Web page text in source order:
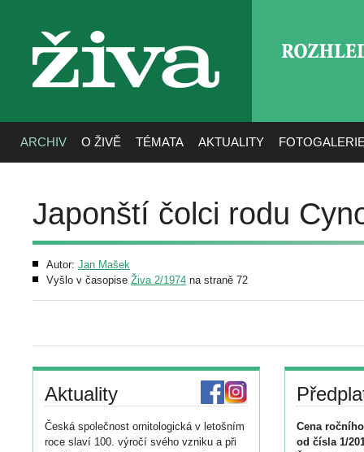
živa
ARCHIV O ŽIVĚ TÉMATA AKTUALITY
Japonští čolci rodu
Autor: Jan Mašek
Vyšlo v časopise Živa 2/1974 na straně 72
Aktuality
Česká společnost ornitologická v letošním
roce slaví 100. výročí svého vzniku a při
Cena
od čísla 1/